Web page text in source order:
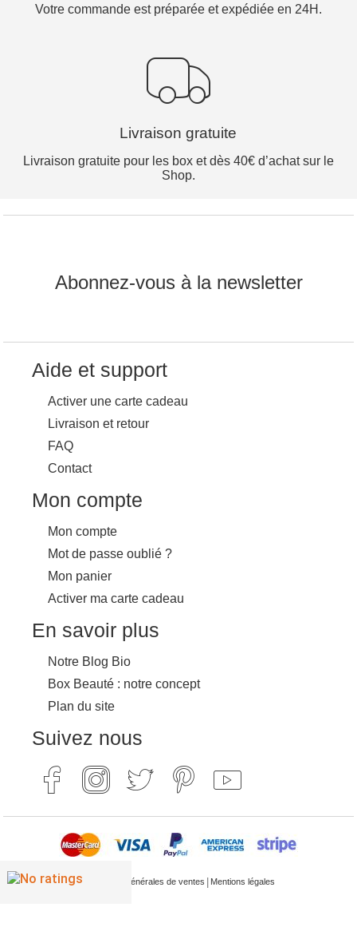
Votre commande est préparée et expédiée en 24H.
Livraison gratuite
Livraison gratuite pour les box et dès 40€ d’achat sur le
Shop.
Abonnez-vous à la newsletter
Aide et support
Activer une carte cadeau
Livraison et retour
FAQ
Contact
Mon compte
Mon compte
Mot de passe oublié ?
Mon panier
Activer ma carte cadeau
En savoir plus
Notre Blog Bio
Box Beauté : notre concept
Plan du site
Suivez nous
Conditions générales de ventes | Mentions légales